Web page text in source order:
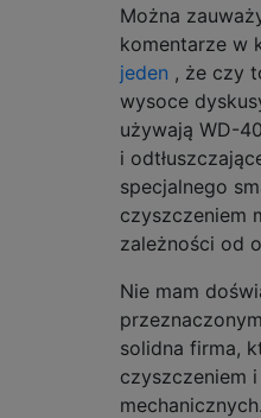
Można
komentarze w
jeden , że czy
wysoce
używają WD-
i
specjalnego
czyszczeniem
zależności od
Nie mam
solidna firma,
czyszczeniem